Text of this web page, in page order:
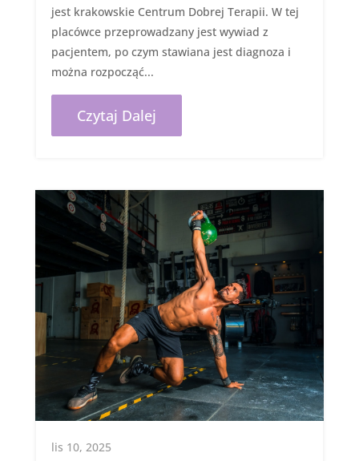
jest krakowskie Centrum Dobrej Terapii. W tej
placówce przeprowadzany jest wywiad z
pacjentem, po czym stawiana jest diagnoza i
można rozpocząć...
Czytaj Dalej
lis 10, 2025